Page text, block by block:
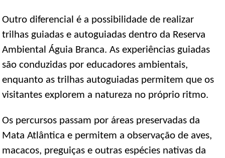
Outro diferencial é a possibilidade de realizar
trilhas guiadas e autoguiadas dentro da Reserva
Ambiental Águia Branca. As experiências guiadas
são conduzidas por educadores ambientais,
enquanto as trilhas autoguiadas permitem que os
visitantes explorem a natureza no próprio ritmo.
Os percursos passam por áreas preservadas da
Mata Atlântica e permitem a observação de aves,
macacos, preguiças e outras espécies nativas da